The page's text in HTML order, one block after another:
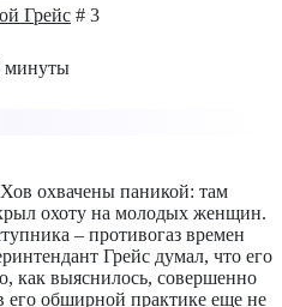
Грейс # 3
минуты
охвачены паникой: там
охоту на молодых женщин.
– противогаз времен
Грейс думал, что его
как выяснилось, совершенно
его обширной практике еще не